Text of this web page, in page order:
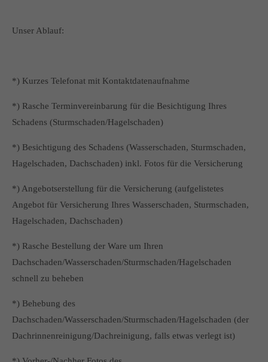
Unser Ablauf:
*) Kurzes Telefonat mit Kontaktdatenaufnahme
*) Rasche Terminvereinbarung für die Besichtigung Ihres
Schadens (Sturmschaden/Hagelschaden)
*) Besichtigung des Schadens (Wasserschaden, Sturmschaden,
Hagelschaden, Dachschaden) inkl. Fotos für die Versicherung
*) Angebotserstellung für die Versicherung (aufgelistetes
Angebot für Versicherung Ihres Wasserschaden, Sturmschaden,
Hagelschaden, Dachschaden)
*) Rasche Bestellung der Ware um Ihren
Dachschaden/Wasserschaden/Sturmschaden/Hagelschaden
schnell zu beheben
*) Behebung des
Dachschaden/Wasserschaden/Sturmschaden/Hagelschaden (der
Dachrinnenreinigung/Dachreinigung, falls etwas verlegt ist)